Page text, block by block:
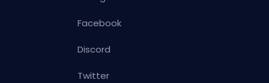
Facebook
Discord
Twitter